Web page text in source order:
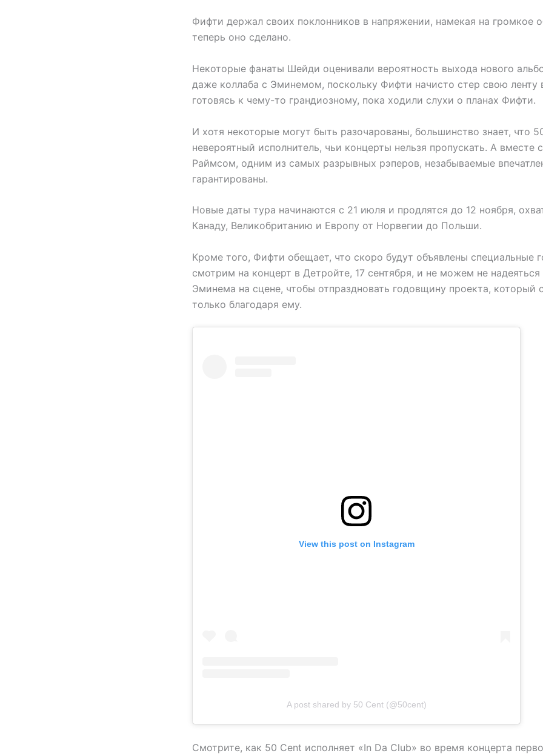
Фифти держал своих поклонников в напряжении, намекая на громкое
теперь оно сделано.
Некоторые фанаты Шейди оценивали вероятность выхода нового
даже коллаба с Эминемом, поскольку Фифти начисто стер свою ленту
готовясь к чему-то грандиозному, пока ходили слухи о планах Фифти.
И хотя некоторые могут быть разочарованы, большинство знает, что
невероятный исполнитель, чьи концерты нельзя пропускать. А вместе
Раймсом, одним из самых разрывных рэперов, незабываемые
гарантированы.
Новые даты тура начинаются с 21 июля и продлятся до 12 ноября,
Канаду, Великобританию и Европу от Норвегии до Польши.
Кроме того, Фифти обещает, что скоро будут объявлены специальные
смотрим на концерт в Детройте, 17 сентября, и не можем не надеяться
Эминема на сцене, чтобы отпраздновать годовщину проекта, который
только благодаря ему.
View this post on Instagram
A post shared by 50 Cent (@50cent)
Смотрите, как 50 Cent исполняет «In Da Club» во время концерта